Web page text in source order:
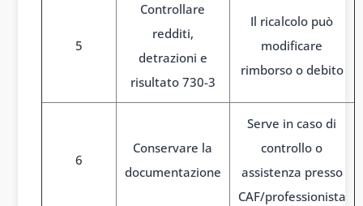
5
Controllare
redditi,
detrazioni e
risultato 730-3
Il ricalcolo può
modificare
rimborso o debito
6
Conservare la
documentazione
Serve in caso di
controllo o
assistenza presso
CAF/professionista